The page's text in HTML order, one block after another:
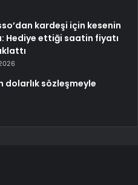
kardeşi için kesenin
Hediye ettiği saatin fiyatı
dolarlık sözleşmeyle